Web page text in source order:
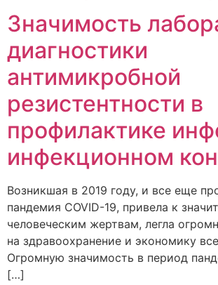
Значимость
диагностики
антимикробной
резистентности в
профилактике
инфекционном
Возникшая в 2019 году, и все еще
пандемия COVID-19, привела к
человеческим жертвам, легла
на здравоохранение и экономику
Огромную значимость в период
[…]